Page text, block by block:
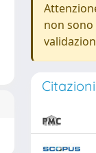
non
Citazioni